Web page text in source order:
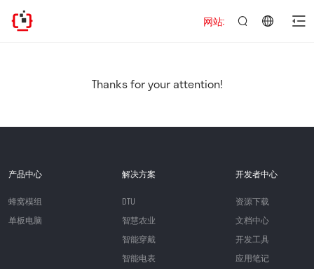
网站地址已迁移，欢迎
Thanks for your attention!
产品中心
蜂窝模组
单板电脑
解决方案
DTU
智慧农业
智能穿戴
智能电表
开发者中心
资源下载
文档中心
开发工具
应用笔记